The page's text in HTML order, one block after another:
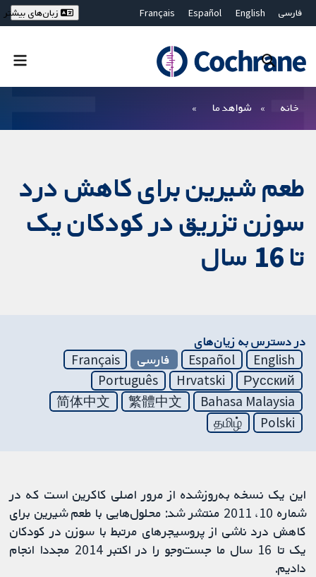
فارسی English
Español
Français
Bahasa Malaysia
ไทย
繁體中文
زبان‌های بیشتر
خانه شواهد ما
طعم شیرین برای کاهش درد
سوزن تزریق در کودکان یک
تا 16 سال
در دسترس به زیان‌های
English
Español فارسی
Français
Русский
Hrvatski
Português
Bahasa Malaysia
繁體中文
简体中文
Polski
தமிழ்
این یک نسخه به‌روز‌شده از مرور اصلی کاکرین است که در
شماره 10، 2011 منتشر شد: محلول‌هایی با طعم شیرین برای
کاهش درد ناشی از پروسیجرهای مرتبط با سوزن در کودکان
یک تا 16 سال ما جست‌وجو را در اکتبر 2014 مجددا انجام
دادیم.